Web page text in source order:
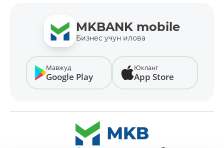
MKBANK mobile
Бизнес учун илова
Мавжуд
Google Play
Юкланг
App Store